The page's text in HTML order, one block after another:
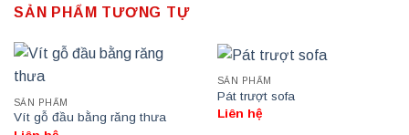
SẢN PHẨM TƯƠNG TỰ
SẢN PHẨM
Vít gỗ đầu bằng răng thưa
SẢN PHẨM
Pát trượt sofa
Liên hệ